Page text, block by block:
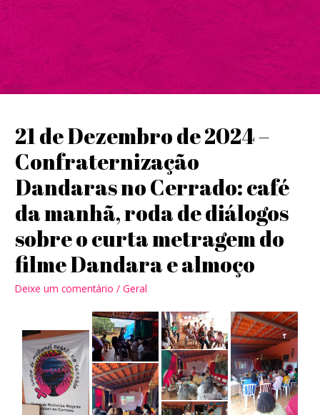
21 de Dezembro de 2024 –
Confraternização
Dandaras no Cerrado: café
da manhã, roda de diálogos
sobre o curta metragem do
filme Dandara e almoço
Deixe um comentário /Geral